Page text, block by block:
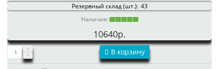
Резервный склад (шт.): 43
Наличие:
10640р.
В корзину